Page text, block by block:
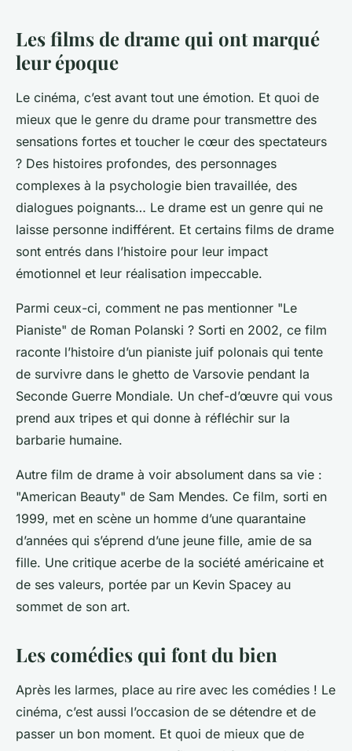
Les films de drame qui ont marqué
leur époque
Le cinéma, c’est avant tout une émotion. Et quoi de
mieux que le genre du drame pour transmettre des
sensations fortes et toucher le cœur des spectateurs
? Des histoires profondes, des personnages
complexes à la psychologie bien travaillée, des
dialogues poignants… Le drame est un genre qui ne
laisse personne indifférent. Et certains films de drame
sont entrés dans l’histoire pour leur impact
émotionnel et leur réalisation impeccable.
Parmi ceux-ci, comment ne pas mentionner "Le
Pianiste" de Roman Polanski ? Sorti en 2002, ce film
raconte l’histoire d’un pianiste juif polonais qui tente
de survivre dans le ghetto de Varsovie pendant la
Seconde Guerre Mondiale. Un chef-d’œuvre qui vous
prend aux tripes et qui donne à réfléchir sur la
barbarie humaine.
Autre film de drame à voir absolument dans sa vie :
"American Beauty" de Sam Mendes. Ce film, sorti en
1999, met en scène un homme d’une quarantaine
d’années qui s’éprend d’une jeune fille, amie de sa
fille. Une critique acerbe de la société américaine et
de ses valeurs, portée par un Kevin Spacey au
sommet de son art.
Les comédies qui font du bien
Après les larmes, place au rire avec les comédies ! Le
cinéma, c’est aussi l’occasion de se détendre et de
passer un bon moment. Et quoi de mieux que de